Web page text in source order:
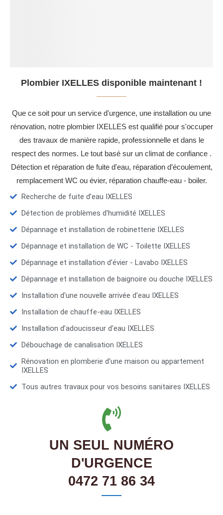
Plombier IXELLES disponible maintenant !
Que ce soit pour un service d'urgence, une installation ou une
rénovation, notre plombier IXELLES est qualifié pour s'occuper
des travaux de manière rapide, professionnelle et dans le
respect des normes. Le tout basé sur un climat de confiance .
Détection et réparation de fuite d'eau, réparation d’écoulement,
remplacement WC ou évier, réparation chauffe-eau - boiler.
Recherche de fuite d’eau IXELLES
Détection de problèmes d'humidité IXELLES
Dépannage et installation de robinetterie IXELLES
Dépannage et installation de WC - Toilette IXELLES
Dépannage et installation d'évier - Lavabo IXELLES
Dépannage et installation de baignoire ou douche IXELLES
Installation d'une nouvelle arrivée d'eau IXELLES
Installation de chauffe-eau IXELLES
Installation d’adoucisseur d'eau IXELLES
Débouchage de canalisation IXELLES
Rénovation en plomberie d'une maison ou appartement
IXELLES
Tous autres travaux pour vos besoins sanitaires IXELLES
UN SEUL NUMÉRO
D'URGENCE
0472 71 86 34